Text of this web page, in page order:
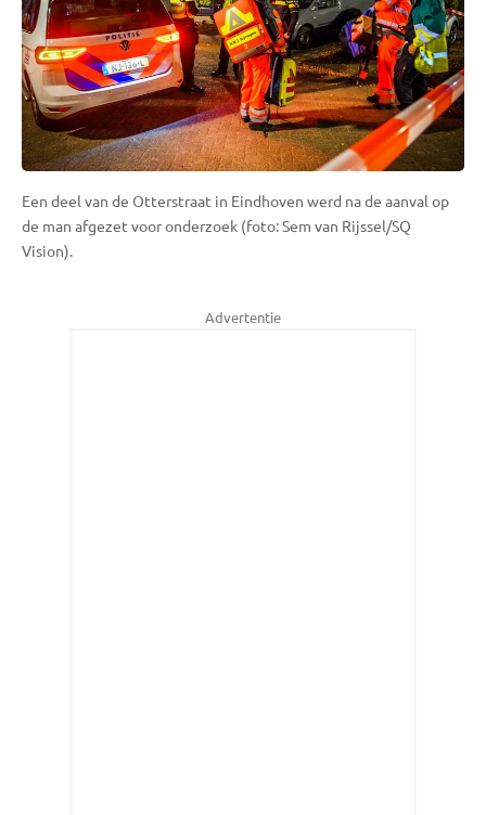
Een deel van de Otterstraat in Eindhoven werd na de aanval op
de man afgezet voor onderzoek (foto: Sem van Rijssel/SQ
Vision).
Advertentie